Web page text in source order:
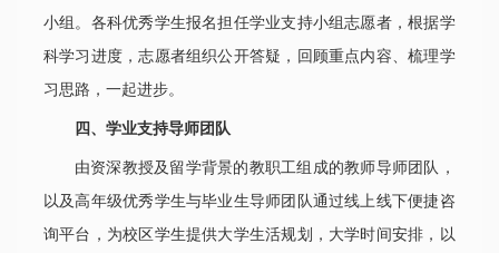
小组。各科优秀学生报名担任学业支持小组志愿者，根据学
科学习进度，志愿者组织公开答疑，回顾重点内容、梳理学
习思路，一起进步。
四、学业支持导师团队
由资深教授及留学背景的教职工组成的教师导师团队，
以及高年级优秀学生与毕业生导师团队通过线上线下便捷咨
询平台，为校区学生提供大学生活规划，大学时间安排，以